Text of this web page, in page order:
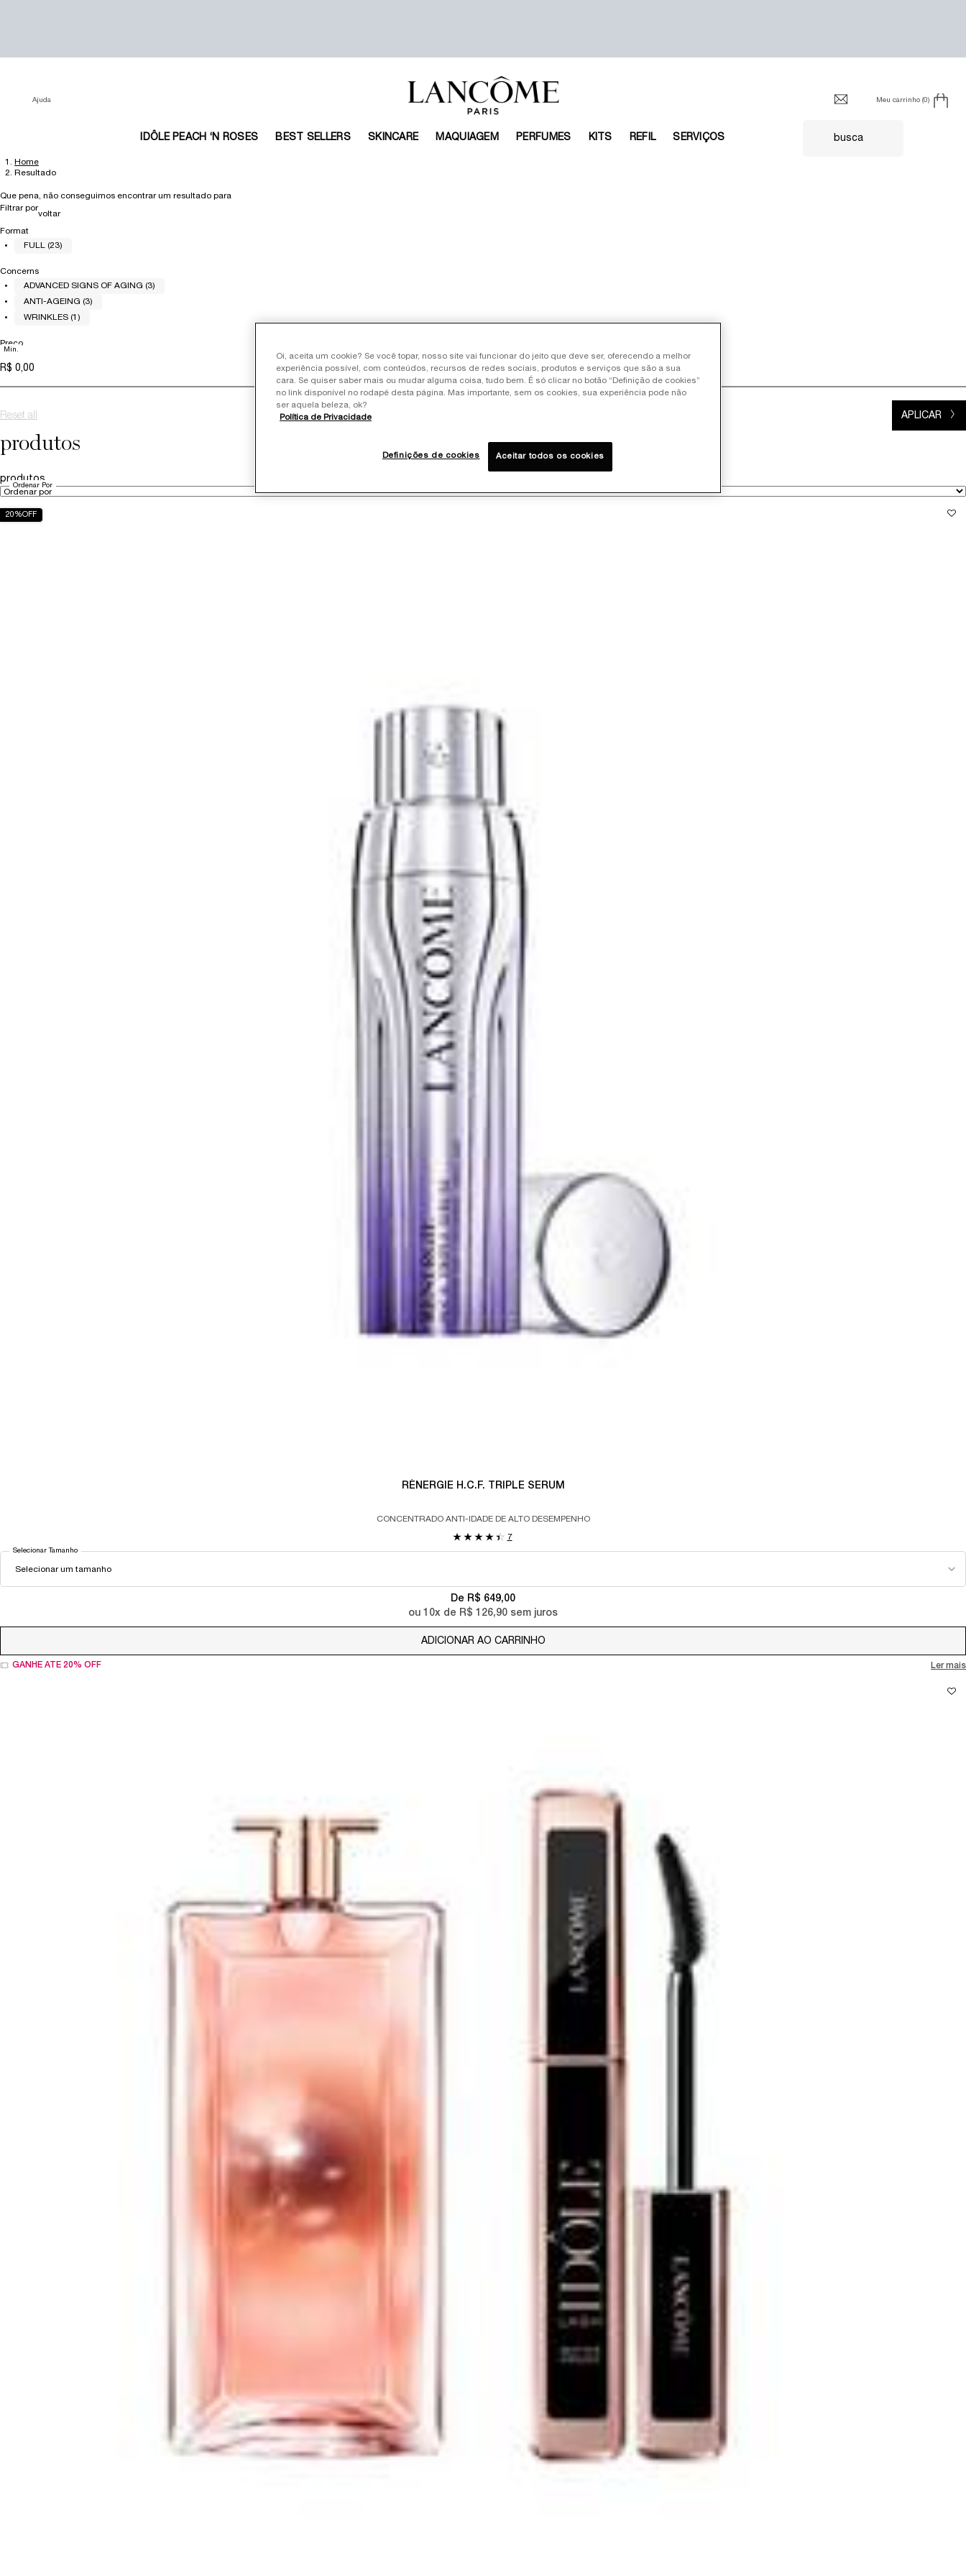
Ajuda Meu carrinho 0
0 product in cart
IDÔLE PEACH ‘N ROSES BEST SELLERS SKINCARE MAQUIAGEM PERFUMES KITS REFIL SERVIÇOS busca
Main content
Home
Resultado
Que pena, não conseguimos encontrar um resultado para
Refinements menu
Filtrar por
voltar
Format
FULL (23)
Concerns
ADVANCED SIGNS OF AGING (3)
ANTI-AGEING (3)
WRINKLES (1)
Preço
Min.
Reset all APLICAR
produtos
produtos
Ordenar Por
20%OFF
RÉNERGIE H.C.F. TRIPLE SERUM
CONCENTRADO ANTI-IDADE DE ALTO DESEMPENHO
7
Selecionar Tamanho
De R$ 649,00
ou 10x de R$ 126,90 sem juros
ADICIONAR AO CARRINHO
GANHE ATÉ 20% OFF Ler mais
Oi, aceita um cookie? Se você topar, nosso site vai funcionar do jeito que deve ser, oferecendo a melhor
experiência possível, com conteúdos, recursos de redes sociais, produtos e serviços que são a sua
cara. Se quiser saber mais ou mudar alguma coisa, tudo bem. É só clicar no botão “Definição de cookies”
no link disponível no rodapé desta página. Mas importante, sem os cookies, sua experiência pode não
ser aquela beleza, ok?
Política de Privacidade
Definições de cookies Aceitar todos os cookies